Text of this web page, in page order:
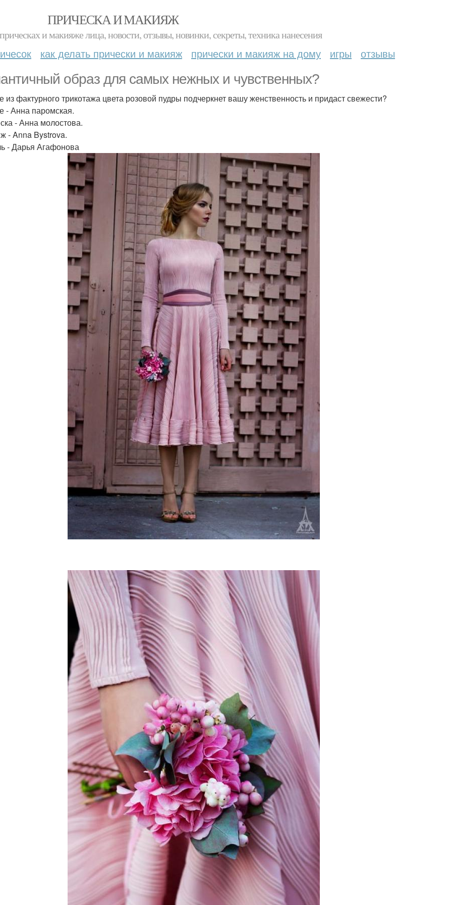
ПРИЧЕСКА И МАКИЯЖ
и макияже лица, новости, отзывы, новинки, секреты, техника нанесения
как делать прически и макияж прически и макияж на дому игры отзывы
образ для самых нежных и чувственных?
из фактурного трикотажа цвета розовой пудры подчеркнет вашу женственность и придаст свежести?
- Анна паромская.
- Анна молостова.
- Anna Bystrova.
- Дарья Агафонова